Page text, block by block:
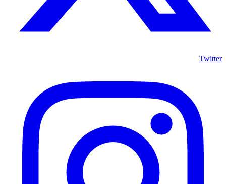
Twitter